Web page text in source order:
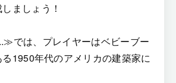
ましょう！
では、プレイヤーはベビーブー
1950年代のアメリカの建築家に